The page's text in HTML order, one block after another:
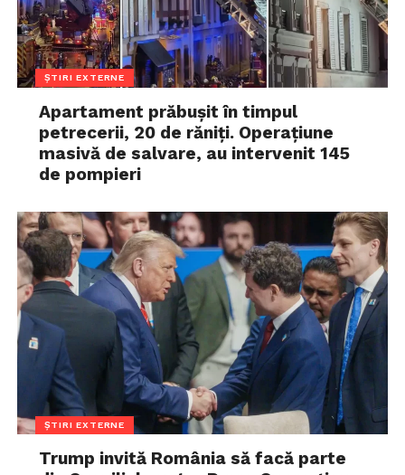
ȘTIRI EXTERNE
Apartament prăbușit în timpul
petrecerii, 20 de răniți. Operațiune
masivă de salvare, au intervenit 145
de pompieri
ȘTIRI EXTERNE
Trump invită România să facă parte